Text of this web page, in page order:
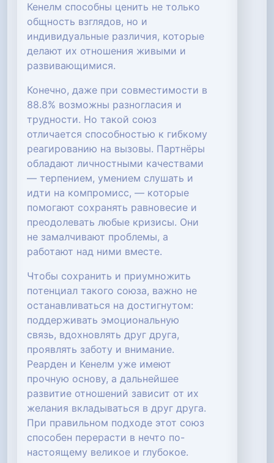
Кенелм способны ценить не только
общность взглядов, но и
индивидуальные различия, которые
делают их отношения живыми и
развивающимися.
Конечно, даже при совместимости в
88.8% возможны разногласия и
трудности. Но такой союз
отличается способностью к гибкому
реагированию на вызовы. Партнёры
обладают личностными качествами
— терпением, умением слушать и
идти на компромисс, — которые
помогают сохранять равновесие и
преодолевать любые кризисы. Они
не замалчивают проблемы, а
работают над ними вместе.
Чтобы сохранить и приумножить
потенциал такого союза, важно не
останавливаться на достигнутом:
поддерживать эмоциональную
связь, вдохновлять друг друга,
проявлять заботу и внимание.
Реарден и Кенелм уже имеют
прочную основу, а дальнейшее
развитие отношений зависит от их
желания вкладываться в друг друга.
При правильном подходе этот союз
способен перерасти в нечто по-
настоящему великое и глубокое.